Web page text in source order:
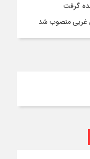
گرفت
غربی منصوب شد